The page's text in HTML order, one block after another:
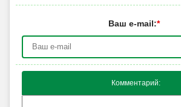
Ваш e-mail:*
Комментарий: